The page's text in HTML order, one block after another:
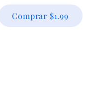
Comprar $1.99